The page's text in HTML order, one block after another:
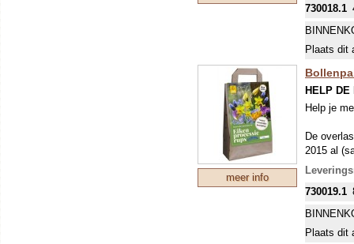
Narcis)
730018.1
Plaats dit
meer info
HELP DE
Help je
De
2015 al
De
rondom
730019.1
Plaats dit